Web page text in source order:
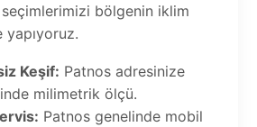
bölgenin iklim
Keşif: Patnos adresinize
milimetrik ölçü.
Patnos genelinde mobil